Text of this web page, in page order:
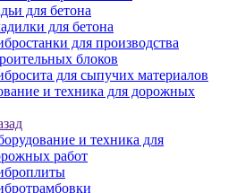
для бетона
для бетона
для производства
блоков
для сыпучих материалов
и техника для дорожных
и техника для
работ